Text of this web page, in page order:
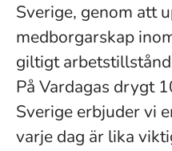
Sverige, genom att
medborgarskap
giltigt
På Vardagas drygt
Sverige erbjuder vi
varje dag är lika